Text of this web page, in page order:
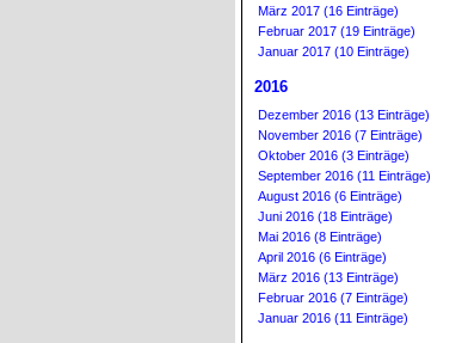
März 2017 (16 Einträge)
Februar 2017 (19 Einträge)
Januar 2017 (10 Einträge)
2016
Dezember 2016 (13 Einträge)
November 2016 (7 Einträge)
Oktober 2016 (3 Einträge)
September 2016 (11 Einträge)
August 2016 (6 Einträge)
Juni 2016 (18 Einträge)
Mai 2016 (8 Einträge)
April 2016 (6 Einträge)
März 2016 (13 Einträge)
Februar 2016 (7 Einträge)
Januar 2016 (11 Einträge)